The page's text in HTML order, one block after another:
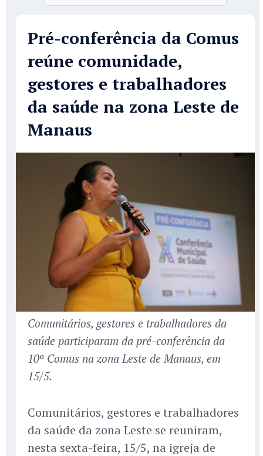
Pré-conferência da Comus
reúne comunidade,
gestores e trabalhadores
da saúde na zona Leste de
Manaus
Comunitários, gestores e trabalhadores da
saúde participaram da pré-conferência da
10ª Comus na zona Leste de Manaus, em
15/5.
Comunitários, gestores e trabalhadores
da saúde da zona Leste se reuniram,
nesta sexta-feira, 15/5, na igreja de